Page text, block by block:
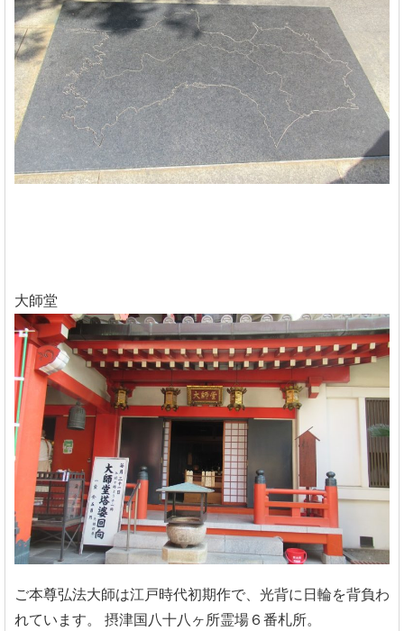
大師堂
ご本尊弘法大師は江戸時代初期作で、光背に日輪を背負わ
れています。
摂津国八十八ヶ所霊場６番札所。